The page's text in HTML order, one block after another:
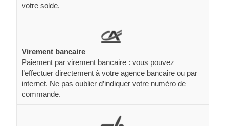
votre solde.
Virement bancaire
Paiement par virement bancaire : vous pouvez
l’effectuer directement à votre agence bancaire ou par
internet. Ne pas oublier d’indiquer votre numéro de
commande.